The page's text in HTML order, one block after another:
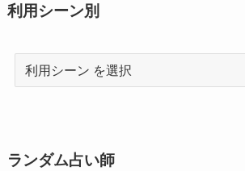
利用シーン別
利
用
ン
ランダム占い師